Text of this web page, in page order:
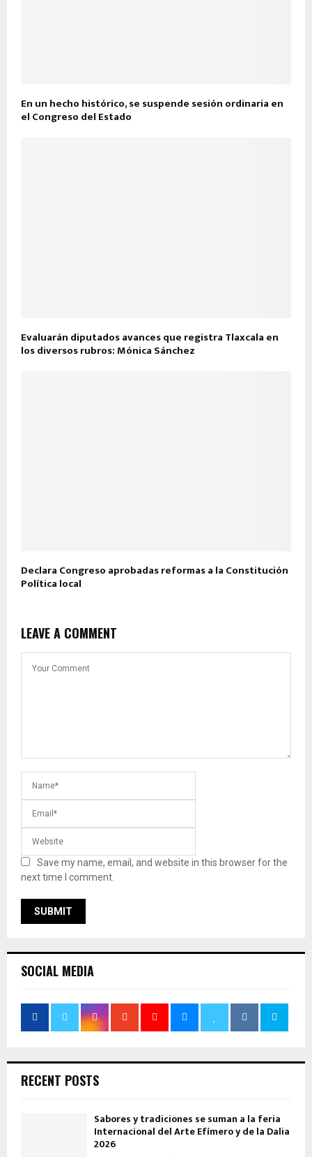
En un hecho histórico, se suspende sesión ordinaria en
el Congreso del Estado
Evaluarán diputados avances que registra Tlaxcala en
los diversos rubros: Mónica Sánchez
Declara Congreso aprobadas reformas a la Constitución
Política local
LEAVE A COMMENT
Save my name, email, and website in this browser for the
next time I comment.
SOCIAL MEDIA
RECENT POSTS
Sabores y tradiciones se suman a la feria
Internacional del Arte Efímero y de la Dalia
2026